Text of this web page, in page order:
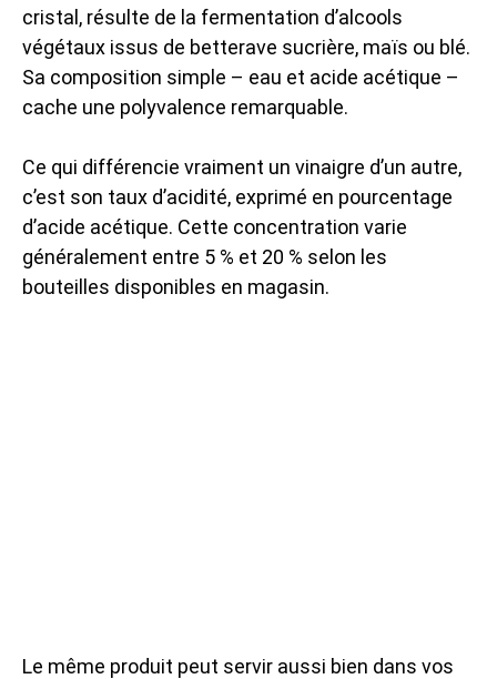
cristal, résulte de la fermentation d’alcools
végétaux issus de betterave sucrière, maïs ou blé.
Sa composition simple – eau et acide acétique –
cache une polyvalence remarquable.
Ce qui différencie vraiment un vinaigre d’un autre,
c’est son taux d’acidité, exprimé en pourcentage
d’acide acétique. Cette concentration varie
généralement entre 5 % et 20 % selon les
bouteilles disponibles en magasin.
Le même produit peut servir aussi bien dans vos